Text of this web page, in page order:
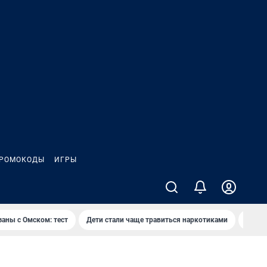
ИГРЫ
с Омском: тест Дети стали чаще травиться наркотиками